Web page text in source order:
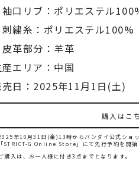
袖口リブ：ポリエステル
刺繍糸：ポリエステル100%
皮革部分：羊革
産エリア：中国
売日：2025年11月1日(土)
購入はこ
年10月31日(金)13時からバンダイ公式ショ
「STRICT-G Online Store」にて先行予約を開始
購入は、お一人様に付き3点までとなります。